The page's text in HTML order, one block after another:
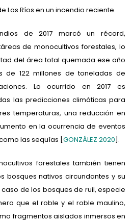
Los Ríos en un incendio reciente.
de 2017 marcó un récord,
de monocultivos forestales, lo
del área total quemada ese año
de 122 millones de toneladas de
Lo ocurrido en 2017 es
las predicciones climáticas para
temperaturas, una reducción en
en la ocurrencia de eventos
las sequías [GONZÁLEZ 2020].
forestales también tienen
bosques nativos circundantes y su
de los bosques de ruil, especie
que el roble y el roble maulino,
fragmentos aislados inmersos en